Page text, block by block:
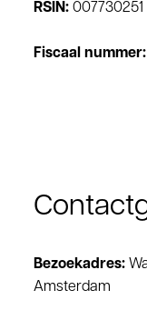
RSIN:007730251
Fiscaal nummer:
Bezoekadres:
Amsterdam